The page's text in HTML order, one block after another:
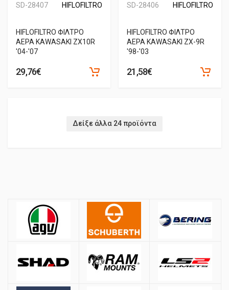
SD-28407 HIFLOFILTRO
HIFLOFILTRO ΦΙΛΤΡΟ
ΑΕΡΑ KAWASAKI ZX10R
'04-'07
29,76€
SD-28406 HIFLOFILTRO
HIFLOFILTRO ΦΙΛΤΡΟ
ΑΕΡΑ KAWASAKI ZX-9R
'98-'03
21,58€
Δείξε άλλα 24 προϊόντα